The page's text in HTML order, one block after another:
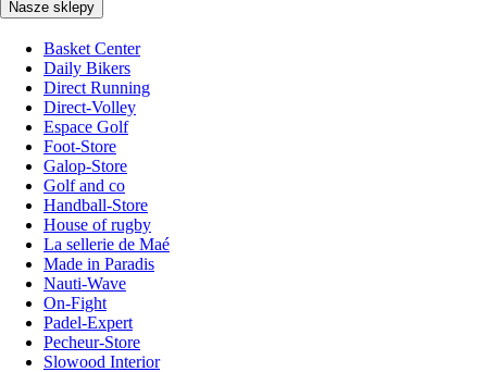
Nasze sklepy
Basket Center
Daily Bikers
Direct Running
Direct-Volley
Espace Golf
Foot-Store
Galop-Store
Golf and co
Handball-Store
House of rugby
La sellerie de Maé
Made in Paradis
Nauti-Wave
On-Fight
Padel-Expert
Pecheur-Store
Slowood Interior